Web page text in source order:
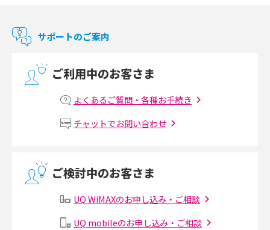
マンションで使えるWi-Fiは？種類ごとの特徴や選び方を紹介
マンションで光回線の利用を始める手順は？設備状況の確認方法も解説
Wi-Fiルーターの設定方法をわかりやすく解説！事前に準備すべきものも紹
無線LANとは？メリット・デメリットや接続方法を解説
メッシュWi-Fiとは？仕組みやメリット・デメリット、中継機との違いを解
サポートのご案内
ご利用中のお客さま
よくあるご質問・各種お手続き
チャットでお問い合わせ
ご検討中のお客さま
UQ WiMAXのお申し込み・ご相談
UQ mobileのお申し込み・ご相談